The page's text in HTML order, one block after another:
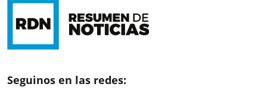
Seguinos en las redes: